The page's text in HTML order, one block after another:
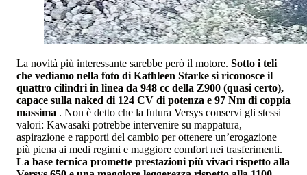
La novità più interessante sarebbe però il motore. Sotto i teli
che vediamo nella foto di Kathleen Starke si riconosce il
quattro cilindri in linea da 948 cc della Z900 (quasi certo),
capace sulla naked di 124 CV di potenza e 97 Nm di coppia
massima . Non è detto che la futura Versys conservi gli stessi
valori: Kawasaki potrebbe intervenire su mappatura,
aspirazione e rapporti del cambio per ottenere un’erogazione
più piena ai medi regimi e maggiore comfort nei trasferimenti.
La base tecnica promette prestazioni più vivaci rispetto alla